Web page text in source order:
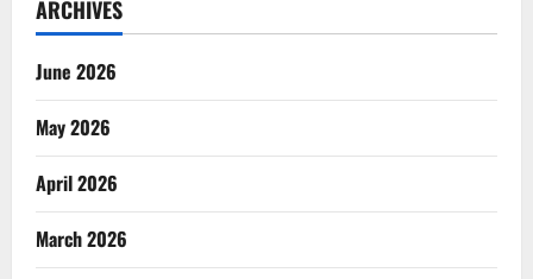
ARCHIVES
June 2026
May 2026
April 2026
March 2026